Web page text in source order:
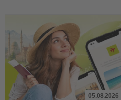
05.08.2026